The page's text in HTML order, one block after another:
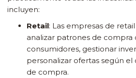
incluyen:
Retail: Las empresas de
analizar patrones de compra
consumidores, gestionar
personalizar ofertas según
de compra.